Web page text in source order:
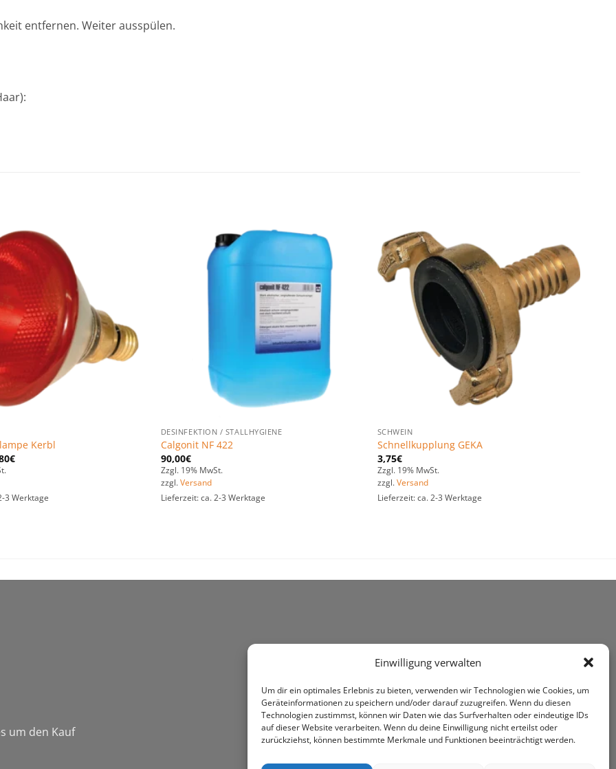
Einwilligung verwalten
Um dir ein optimales Erlebnis zu bieten, verwenden wir Technologien wie Cookies, um
Geräteinformationen zu speichern und/oder darauf zuzugreifen. Wenn du diesen
Technologien zustimmst, können wir Daten wie das Surfverhalten oder eindeutige IDs
auf dieser Website verarbeiten. Wenn du deine Einwilligung nicht erteilst oder
zurückziehst, können bestimmte Merkmale und Funktionen beeinträchtigt werden.
entfernen. Weiter ausspülen.
Kerbl
€
3 Werktage
Zu den
Favoriten
hinzufügen
DESINFEKTION / STALLHYGIENE
Calgonit NF 422
90,00€
Zzgl. 19% MwSt.
zzgl. Versand
Lieferzeit: ca. 2-3 Werktage
Zu den
Favoriten
hinzufügen
SCHWEIN
Schnellkupplung GEKA
3,75€
Zzgl. 19% MwSt.
zzgl. Versand
Lieferzeit: ca. 2-3 Werktage
um den Kauf